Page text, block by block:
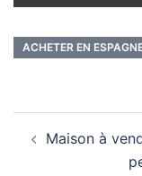
ACHETER EN
Maison à